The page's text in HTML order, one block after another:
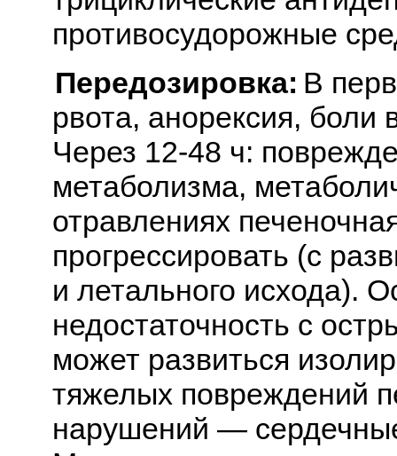
противосудорожные
Передозировка: В
рвота, анорексия, боли
Через 12-48 ч:
метаболизма,
отравлениях
прогрессировать (с
и летального исхода).
недостаточность с
может развиться
тяжелых повреждений
нарушений —